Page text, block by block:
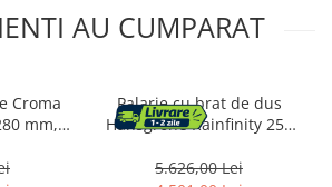
AU CUMPARAT
Croma
mm,
Palarie cu brat de dus
Hansgrohe Rainfinity 250
5.626,00 Lei